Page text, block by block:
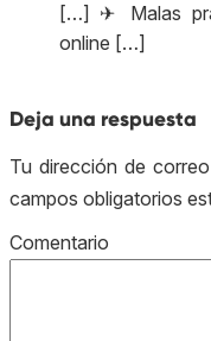
[…] ✈ Malas
online […]
Deja una respuesta
Tu dirección de
campos obligatorios